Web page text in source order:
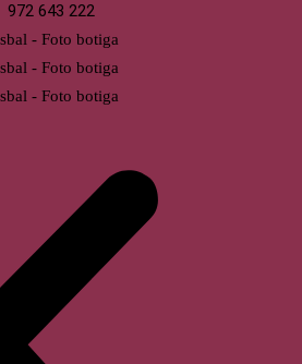
972 643 222